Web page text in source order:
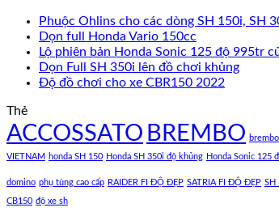
Phuộc Ohlins cho các dòng SH 150i, SH
Dọn full Honda Vario 150cc
Lộ phiên bản Honda Sonic 125 độ 995tr
Dọn Full SH 350i lên đồ chơi khủng
Độ đồ chơi cho xe CBR150 2022
Thẻ
ACCOSSATO BREMBO
VIETNAM honda SH 150 Honda SH 350i độ khủng Honda Sonic 125
domino phụ tùng cao cấp RAIDER FI ĐỘ ĐẸP SATRIA FI ĐỘ ĐẸP SH
CB150 độ xe sh